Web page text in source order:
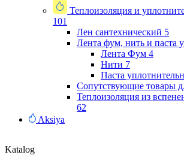
Теплоизоляция и
101
Лен сантехнический 5
Лента фум, нить и паста
Лента Фум 4
Нити 7
Паста
Сопутствующие товары
Теплоизоляция из
62
Aksiya
Katalog